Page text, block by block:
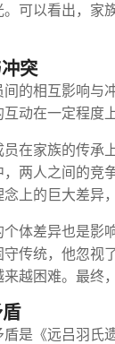
可以看出，家
突
间的相互影响
动在一定程度
在家族的传
两人之间的
上的巨大差异
体差异也是
传统，他忽
越困难。最终
是《远吕羽